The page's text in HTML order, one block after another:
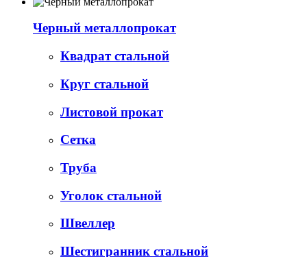
Черный металлопрокат
Квадрат стальной
Круг стальной
Листовой прокат
Сетка
Труба
Уголок стальной
Швеллер
Шестигранник стальной